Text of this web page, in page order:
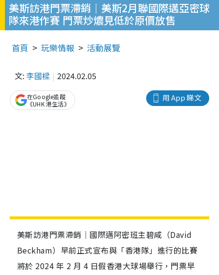
美斯訪港門票滯銷｜美斯2月聯國際邁亞密球
隊來港作賽 門票炒燶見低於原價放售
首頁 玩樂情報 活動展覽
文: 李國樑 2024.02.05
用 App 睇文
在Google追蹤
《UHK 港生活》
美斯訪港門票滯銷｜國際邁阿密班主碧咸（David
Beckham）早前正式宣布與「香港隊」進行的比賽
將於 2024 年 2 月 4 日假香港大球場舉行，門票早